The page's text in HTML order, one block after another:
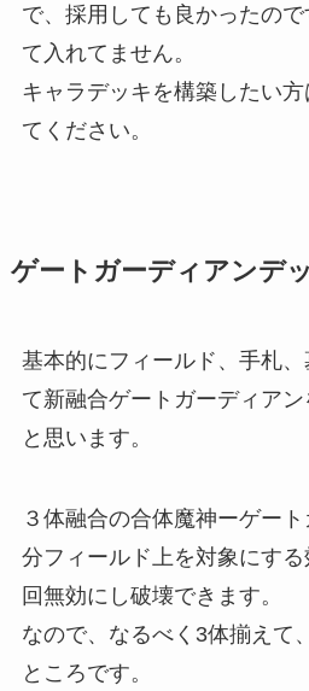
で、採用しても良かったの
て入れてません。
キャラデッキを構築したい
てください。
ゲートガーディアンデ
基本的にフィールド、手札、
て新融合ゲートガーディア
と思います。
３体融合の合体魔神ーゲー
分フィールド上を対象にす
回無効にし破壊できます。
なので、なるべく3体揃えて
ところです。